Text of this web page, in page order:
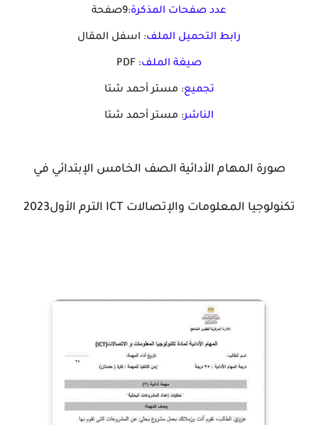
عدد صفحات المذكرة:9صفحة
رابط التحميل الملف: اسفل المقال
صيغة الملف: PDF
تجميع: مستر أحمد شتا
الناشر: مستر أحمد شتا
صورة المهام الأدائية الصف الخامس الإبتدائي في
تكنولوجيا المعلومات والإتصالات ICT الترم الأول2023